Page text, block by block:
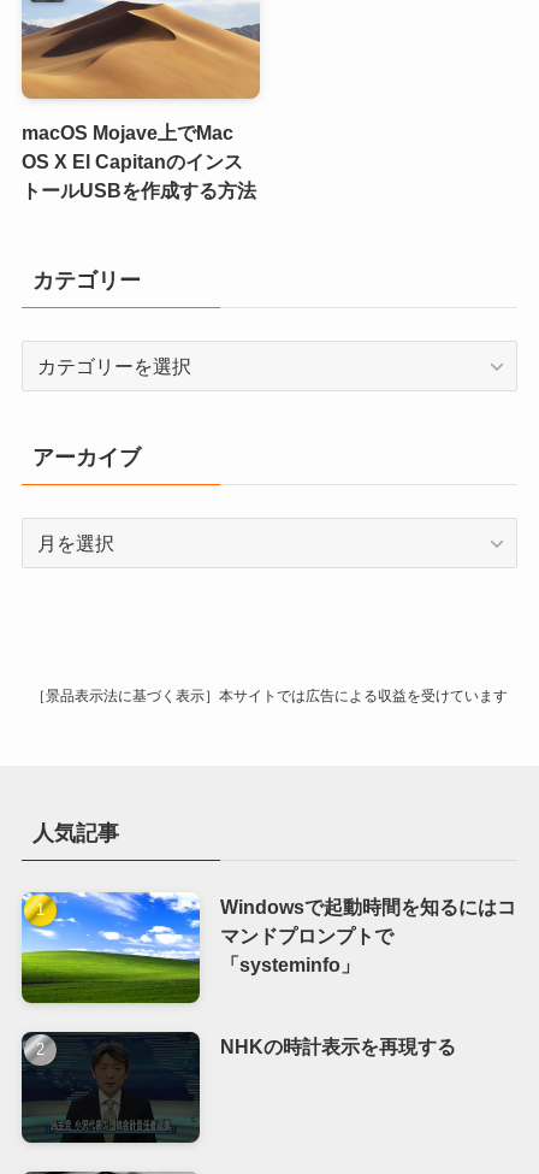
macOS Mojave上でMac
OS X El Capitanのインス
トールUSBを作成する方法
カテゴリー
リ
ー
アーカイブ
［景品表示法に基づく表示］本サイトでは広告による収益を受けています
人気記事
Windowsで起動時間を知るにはコ
マンドプロンプトで
「systeminfo」
NHKの時計表示を再現する